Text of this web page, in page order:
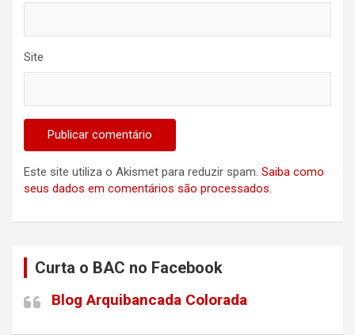
Site
Este site utiliza o Akismet para reduzir spam. Saiba como
seus dados em comentários são processados.
Curta o BAC no Facebook
Blog Arquibancada Colorada